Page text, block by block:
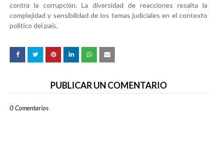
contra la corrupción. La diversidad de reacciones resalta la
complejidad y sensibilidad de los temas judiciales en el contexto
político del país.
PUBLICAR UN COMENTARIO
0 Comentarios